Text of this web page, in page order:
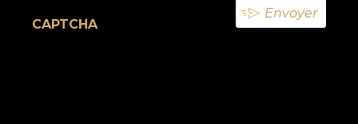
CAPTCHA